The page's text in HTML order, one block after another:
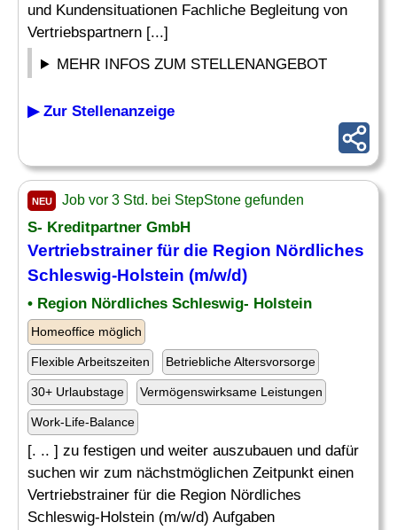
und Kundensituationen Fachliche Begleitung von
Vertriebspartnern [...]
MEHR INFOS ZUM STELLENANGEBOT
▶ Zur Stellenanzeige
NEU Job vor 3 Std. bei StepStone gefunden
S- Kreditpartner GmbH
Vertriebstrainer für die Region Nördliches
Schleswig-Holstein (m/w/d)
• Region Nördliches Schleswig- Holstein
Homeoffice möglich
Flexible Arbeitszeiten Betriebliche Altersvorsorge
30+ Urlaubstage Vermögenswirksame Leistungen
Work-Life-Balance
[. .. ] zu festigen und weiter auszubauen und dafür
suchen wir zum nächstmöglichen Zeitpunkt einen
Vertriebstrainer für die Region Nördliches
Schleswig-Holstein (m/w/d) Aufgaben